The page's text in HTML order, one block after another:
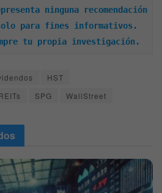
ninguna recomendación
para fines informativos.
tu propia investigación.
HST
SPG WallStreet